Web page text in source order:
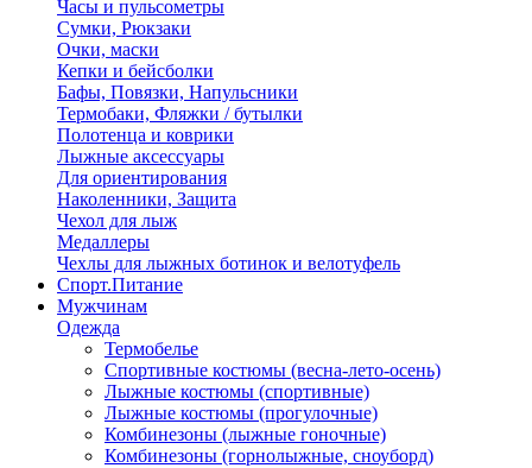
Часы и пульсометры
Сумки, Рюкзаки
Очки, маски
Кепки и бейсболки
Бафы, Повязки, Напульсники
Термобаки, Фляжки / бутылки
Полотенца и коврики
Лыжные аксессуары
Для ориентирования
Наколенники, Защита
Чехол для лыж
Медаллеры
Чехлы для лыжных ботинок и велотуфель
Спорт.Питание
Мужчинам
Одежда
Термобелье
Спортивные костюмы (весна-лето-осень)
Лыжные костюмы (спортивные)
Лыжные костюмы (прогулочные)
Комбинезоны (лыжные гоночные)
Комбинезоны (горнолыжные, сноуборд)